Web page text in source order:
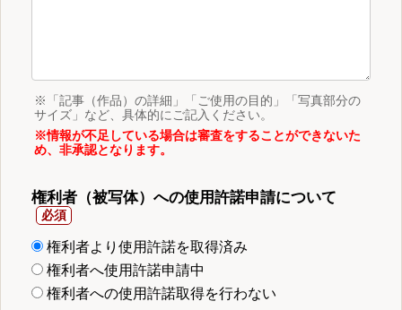
※「記事（作品）の詳細」「ご使用の目的」「写真部分の
サイズ」など、具体的にご記入ください。
※情報が不足している場合は審査をすることができないた
め、非承認となります。
権利者（被写体）への使用許諾申請について
権利者より使用許諾を取得済み
権利者へ使用許諾申請中
権利者への使用許諾取得を行わない